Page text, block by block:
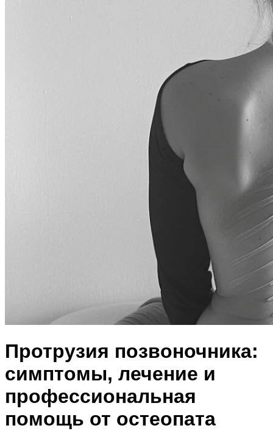
Протрузия позвоночника:
симптомы, лечение и
профессиональная
помощь от остеопата